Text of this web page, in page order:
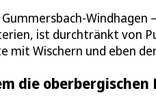
ist durchtränkt von
mit Wischern und eben
die oberbergischen